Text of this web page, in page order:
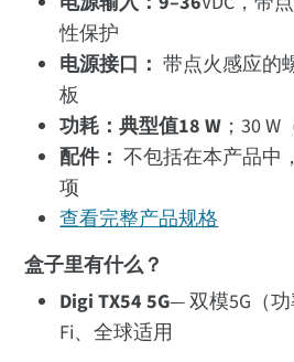
性保护
电源接口：带点火感应的
板
功耗：典型值18 W ；30 W
配件：不包括在本产品中
项
查看完整产品规格
盒子里有什么？
Digi TX54 5G— 双模5G（
Fi、全球适用